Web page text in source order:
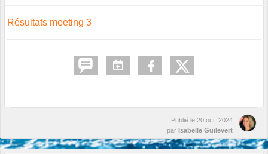
Résultats meeting 3
Publié le 20 oct. 2024
par Isabelle Guilevert